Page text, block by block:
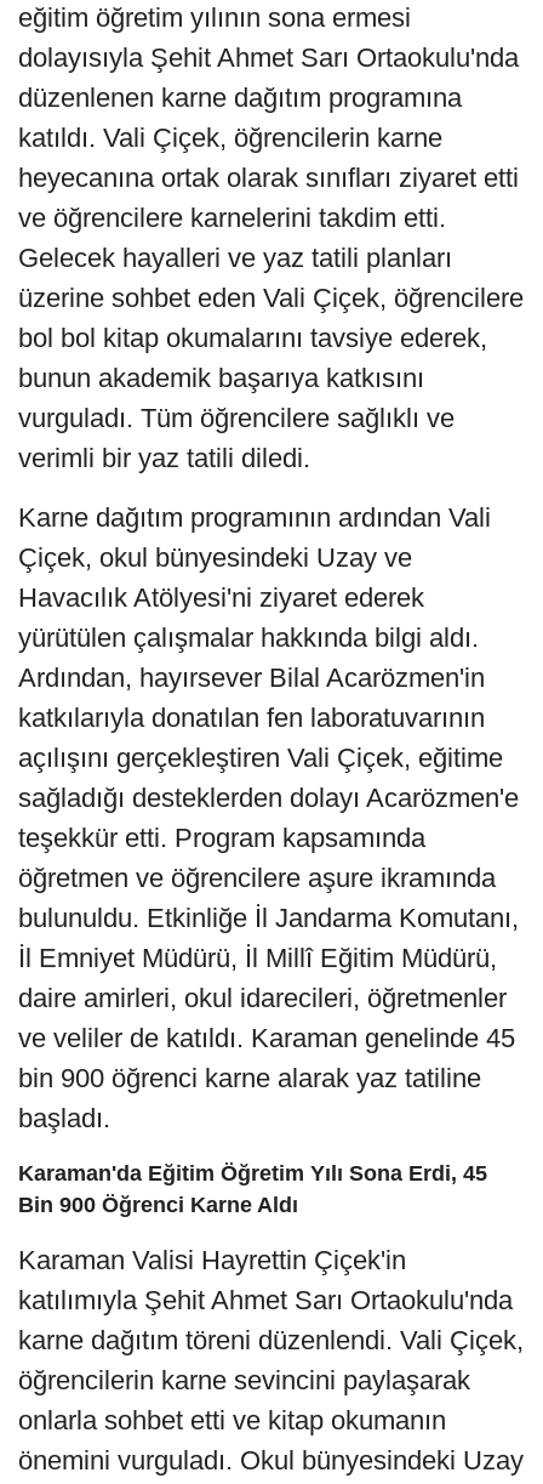
eğitim öğretim yılının sona ermesi
dolayısıyla Şehit Ahmet Sarı Ortaokulu'nda
düzenlenen karne dağıtım programına
katıldı. Vali Çiçek, öğrencilerin karne
heyecanına ortak olarak sınıfları ziyaret etti
ve öğrencilere karnelerini takdim etti.
Gelecek hayalleri ve yaz tatili planları
üzerine sohbet eden Vali Çiçek, öğrencilere
bol bol kitap okumalarını tavsiye ederek,
bunun akademik başarıya katkısını
vurguladı. Tüm öğrencilere sağlıklı ve
verimli bir yaz tatili diledi.
Karne dağıtım programının ardından Vali
Çiçek, okul bünyesindeki Uzay ve
Havacılık Atölyesi'ni ziyaret ederek
yürütülen çalışmalar hakkında bilgi aldı.
Ardından, hayırsever Bilal Acarözmen'in
katkılarıyla donatılan fen laboratuvarının
açılışını gerçekleştiren Vali Çiçek, eğitime
sağladığı desteklerden dolayı Acarözmen'e
teşekkür etti. Program kapsamında
öğretmen ve öğrencilere aşure ikramında
bulunuldu. Etkinliğe İl Jandarma Komutanı,
İl Emniyet Müdürü, İl Millî Eğitim Müdürü,
daire amirleri, okul idarecileri, öğretmenler
ve veliler de katıldı. Karaman genelinde 45
bin 900 öğrenci karne alarak yaz tatiline
başladı.
Karaman'da Eğitim Öğretim Yılı Sona Erdi, 45
Bin 900 Öğrenci Karne Aldı
Karaman Valisi Hayrettin Çiçek'in
katılımıyla Şehit Ahmet Sarı Ortaokulu'nda
karne dağıtım töreni düzenlendi. Vali Çiçek,
öğrencilerin karne sevincini paylaşarak
onlarla sohbet etti ve kitap okumanın
önemini vurguladı. Okul bünyesindeki Uzay